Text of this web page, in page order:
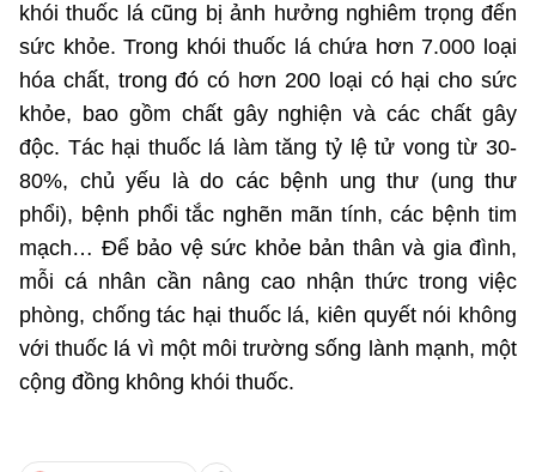
khói thuốc lá cũng bị ảnh hưởng nghiêm trọng đến
sức khỏe. Trong khói thuốc lá chứa hơn 7.000 loại
hóa chất, trong đó có hơn 200 loại có hại cho sức
khỏe, bao gồm chất gây nghiện và các chất gây
độc. Tác hại thuốc lá làm tăng tỷ lệ tử vong từ 30-
80%, chủ yếu là do các bệnh ung thư (ung thư
phổi), bệnh phổi tắc nghẽn mãn tính, các bệnh tim
mạch… Để bảo vệ sức khỏe bản thân và gia đình,
mỗi cá nhân cần nâng cao nhận thức trong việc
phòng, chống tác hại thuốc lá, kiên quyết nói không
với thuốc lá vì một môi trường sống lành mạnh, một
cộng đồng không khói thuốc.